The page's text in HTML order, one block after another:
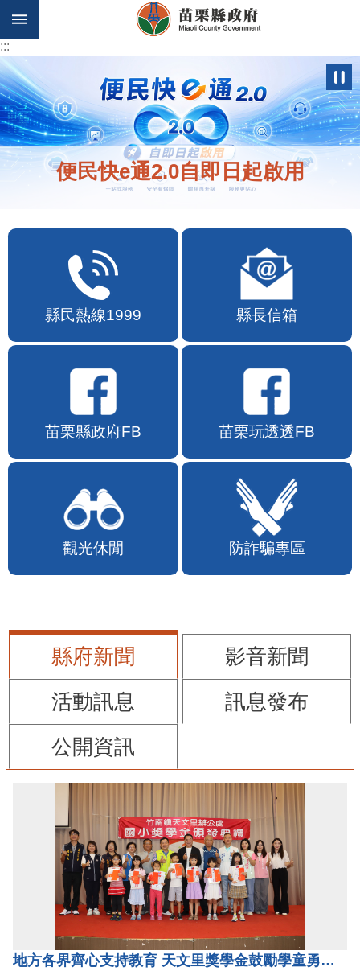
跳到主要內容區塊
:::
:::
便民快e通2.0自即日起啟用
縣民熱線1999 縣長信箱
苗栗縣政府FB 苗栗玩透透FB
觀光休閒 防詐騙專區
縣府新聞
影音新聞
活動訊息
訊息發布
公開資訊
地方各界齊心支持教育 天文里獎學金鼓勵學童勇敢追夢